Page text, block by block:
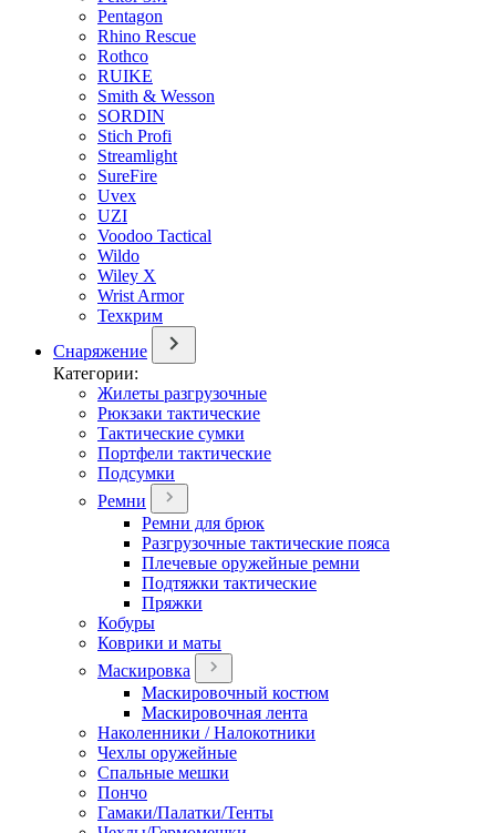
Pentagon
Rhino Rescue
Rothco
RUIKE
Smith & Wesson
SORDIN
Stich Profi
Streamlight
SureFire
Uvex
UZI
Voodoo Tactical
Wildo
Wiley X
Wrist Armor
Техкрим
Снаряжение
Категории:
Жилеты разгрузочные
Рюкзаки тактические
Тактические сумки
Портфели тактические
Подсумки
Ремни
Ремни для брюк
Разгрузочные тактические пояса
Плечевые оружейные ремни
Подтяжки тактические
Пряжки
Кобуры
Коврики и маты
Маскировка
Маскировочный костюм
Маскировочная лента
Наколенники / Налокотники
Чехлы оружейные
Спальные мешки
Пончо
Гамаки/Палатки/Тенты